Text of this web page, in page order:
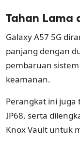
Tahan Lama
Galaxy A57 5G
panjang dengan
pembaruan
keamanan.
Perangkat ini
IP68, serta
Knox Vault untuk